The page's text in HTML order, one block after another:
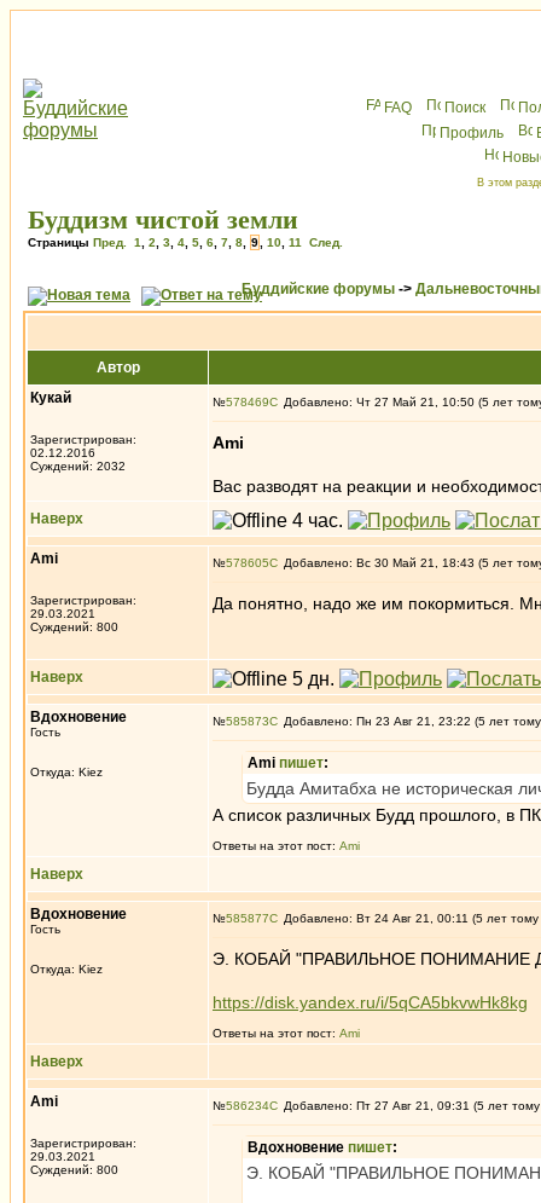
FAQ Поиск
Профиль
В этом
Буддизм чистой земли
Страницы Пред. 1 2 3 4 5 6 7 8 9 10 11 След.
Буддийские форумы ->
Автор
Кукай
Зарегистрирован:
02.12.2016
Суждений: 2032
№578469 Добавлено: Чт 27 Май 21, 10:50 (5 лет
Ami
Вас разводят на реакции и
Наверх
Ami
Зарегистрирован:
29.03.2021
Суждений: 800
№578605 Добавлено: Вс 30 Май 21, 18:43 (5 лет
Да понятно, надо же им покормиться.
Наверх
Вдохновение
Гость
Откуда: Kiez
№585873 Добавлено: Пн 23 Авг 21, 23:22 (5 лет
Ami пишет:
Будда Амитабха не историческая
А список различных Будд прошлого, в
Ответы на этот пост: Ami
Наверх
Вдохновение
Гость
Откуда: Kiez
№585877 Добавлено: Вт 24 Авг 21, 00:11 (5 лет тому
Э. КОБАЙ "ПРАВИЛЬНОЕ ПОНИМАНИЕ
https://disk.yandex.ru/i/5qCA5bkvwHk8kg
Ответы на этот пост: Ami
Наверх
Ami
Зарегистрирован:
29.03.2021
Суждений: 800
№586234 Добавлено: Пт 27 Авг 21, 09:31 (5 лет
Вдохновение пишет:
Э. КОБАЙ "ПРАВИЛЬНОЕ